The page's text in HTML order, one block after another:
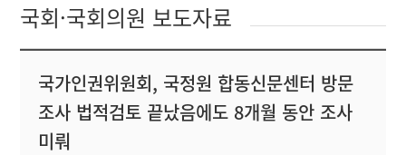
국회·국회의원 보도자료
국가인권위원회, 국정원 합동신문센터 방문
조사 법적검토 끝났음에도 8개월 동안 조사
미뤄